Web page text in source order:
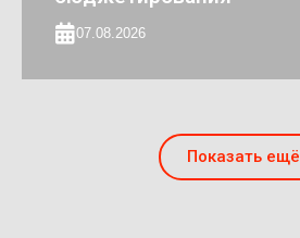
07.08.2026
Показать ещё